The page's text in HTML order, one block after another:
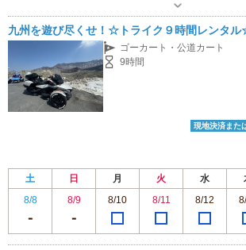
専用駐車場あり（無料）2台 アスファルト舗装の駐
九州を遊び尽くせ！☆トライク９時間レンタ
ゴーカート・公道カート
9時間
現地決済また
土 日 月 火 水
8/8
8/9 8/10 8/11 8/12